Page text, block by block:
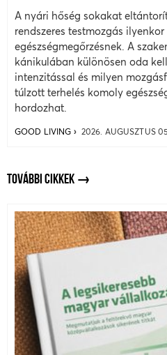
A nyári hőség sokakat
rendszeres testmozgás
egészségmegőrzésnek. A
kánikulában különösen oda
intenzitással és milyen
túlzott terhelés komoly
hordozhat.
GOOD LIVING 2026. AUGUSZTUS 05.
TOVÁBBI CIKKEK